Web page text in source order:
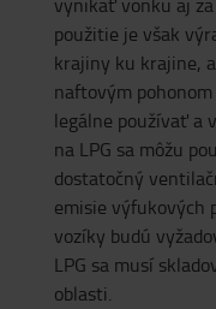
použitie je však
krajiny ku krajine,
naftovým
legálne používať a
na LPG sa môžu
dostatočný
emisie výfukových
vozíky budú
LPG sa musí
oblasti.